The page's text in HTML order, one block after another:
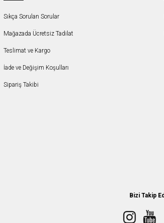
Sıkça Sorulan Sorular
Mağazada Ücretsiz Tadilat
Teslimat ve Kargo
İade ve Değişim Koşulları
Sipariş Takibi
Bizi Takip